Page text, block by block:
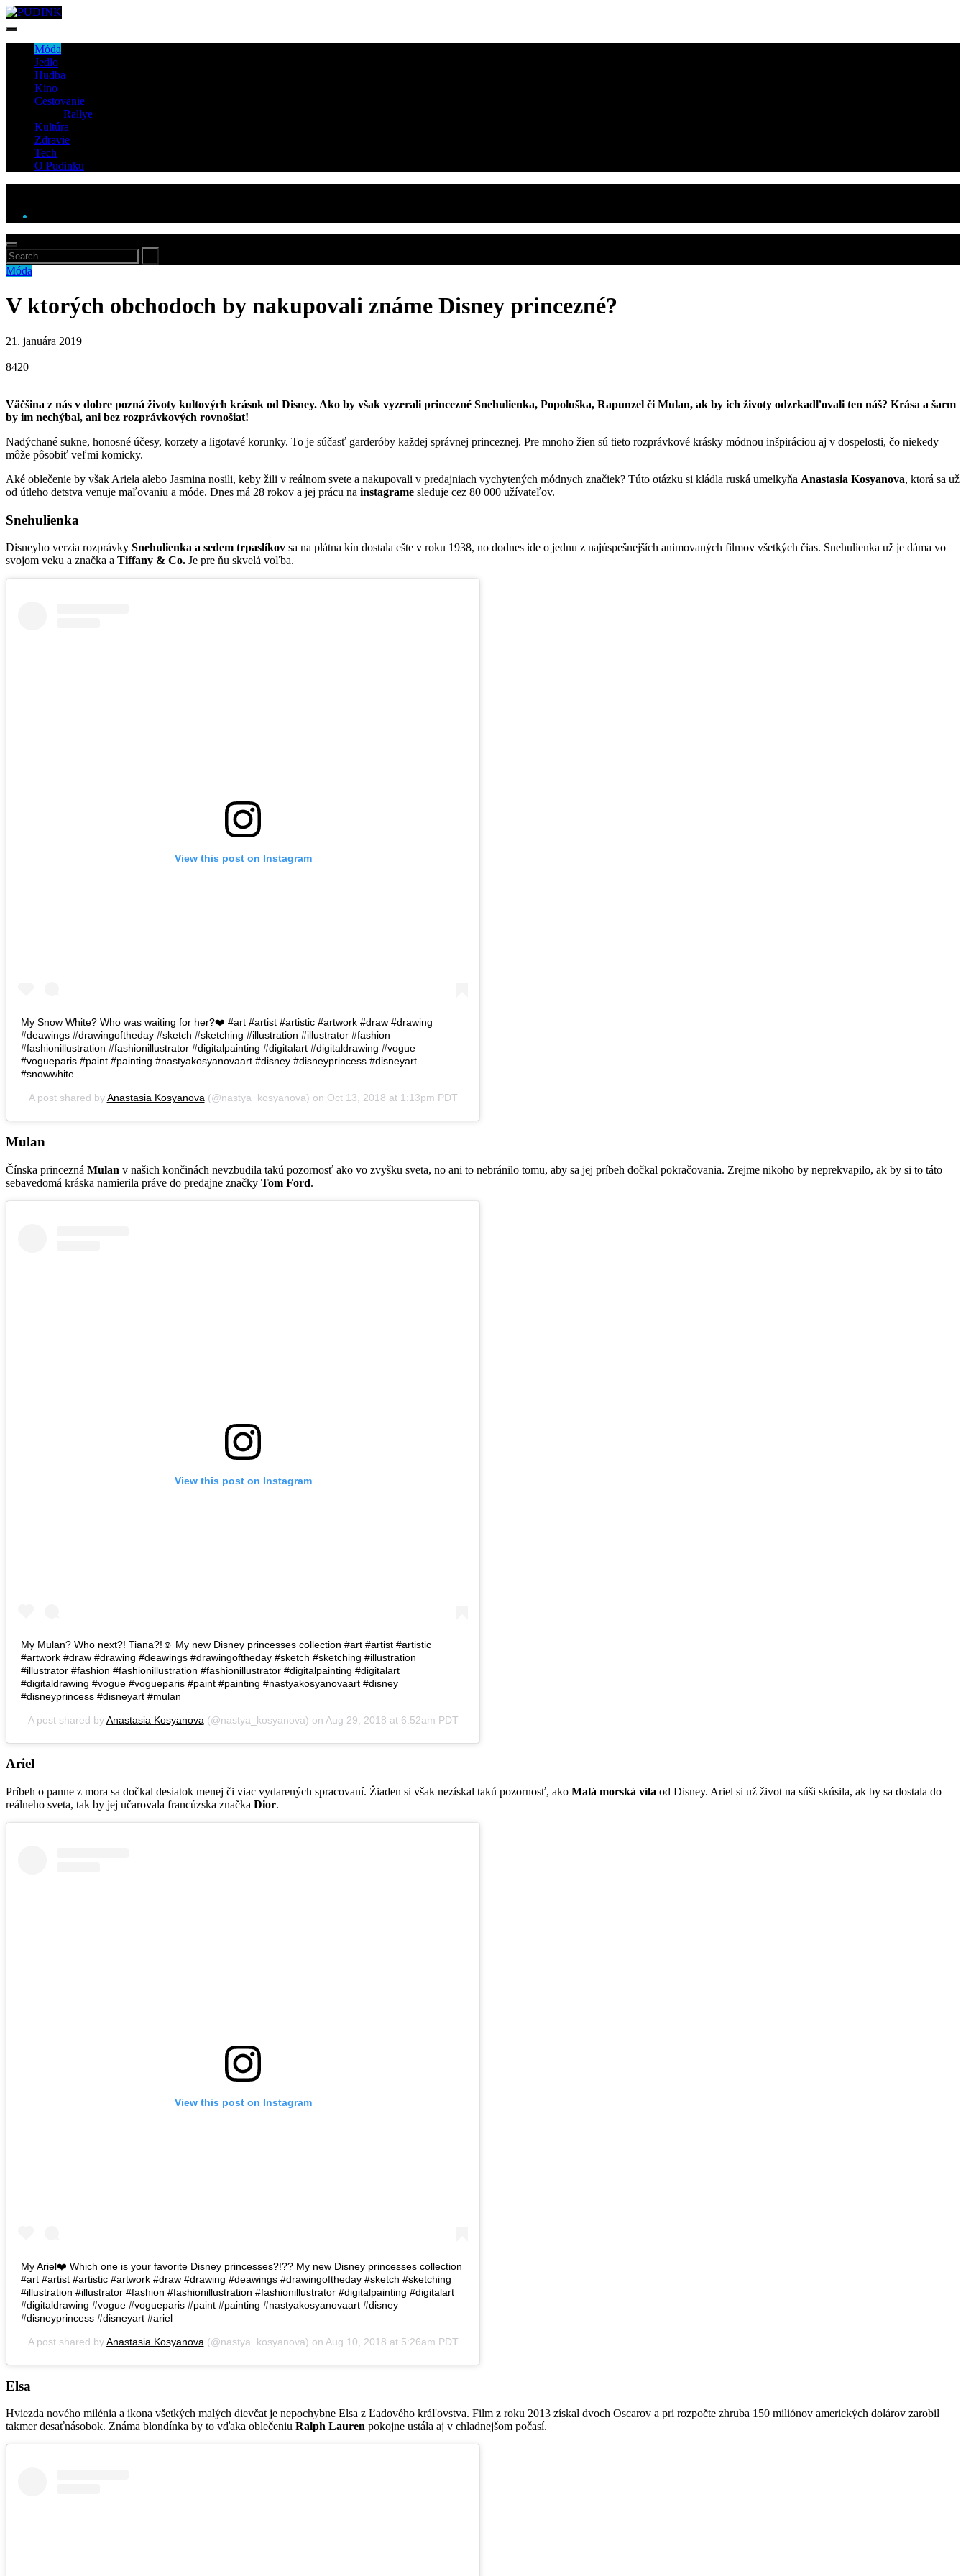
Móda
Jedlo
Hudba
Kino
Cestovanie
Rallye
Kultúra
Zdravie
Tech
O Pudinku
Móda
V ktorých obchodoch by nakupovali známe Disney princezné?
21. januára 2019
8420
Väčšina z nás v dobre pozná životy kultových krások od Disney. Ako by však vyzerali princezné Snehulienka, Popoluška, Rapunzel či Mulan, ak by ich životy odzrkadľovali ten náš? Krása a šarm
by im nechýbal, ani bez rozprávkových rovnošiat!
Nadýchané sukne, honosné účesy, korzety a ligotavé korunky. To je súčasť garderóby každej správnej princeznej. Pre mnoho žien sú tieto rozprávkové krásky módnou inšpiráciou aj v dospelosti, čo niekedy
môže pôsobiť veľmi komicky.
Aké oblečenie by však Ariela alebo Jasmina nosili, keby žili v reálnom svete a nakupovali v predajniach vychytených módnych značiek? Túto otázku si kládla ruská umelkyňa Anastasia Kosyanova, ktorá sa už
od útleho detstva venuje maľovaniu a móde. Dnes má 28 rokov a jej prácu na instagrame sleduje cez 80 000 užívateľov.
Snehulienka
Disneyho verzia rozprávky Snehulienka a sedem trpaslíkov sa na plátna kín dostala ešte v roku 1938, no dodnes ide o jednu z najúspešnejších animovaných filmov všetkých čias. Snehulienka už je dáma vo
svojom veku a značka a Tiffany & Co. Je pre ňu skvelá voľba.
View this post on Instagram
My Snow White? Who was waiting for her?❤️ #art #artist #artistic #artwork #draw #drawing
#deawings #drawingoftheday #sketch #sketching #illustration #illustrator #fashion
#fashionillustration #fashionillustrator #digitalpainting #digitalart #digitaldrawing #vogue
#vogueparis #paint #painting #nastyakosyanovaart #disney #disneyprincess #disneyart
#snowwhite
A post shared byAnastasia Kosyanova (@nastya_kosyanova) on Oct 13, 2018 at 1:13pm PDT
Mulan
Čínska princezná Mulan v našich končinách nevzbudila takú pozornosť ako vo zvyšku sveta, no ani to nebránilo tomu, aby sa jej príbeh dočkal pokračovania. Zrejme nikoho by neprekvapilo, ak by si to táto
sebavedomá kráska namierila práve do predajne značky Tom Ford.
View this post on Instagram
My Mulan? Who next?! Tiana?!☺️ My new Disney princesses collection #art #artist #artistic
#artwork #draw #drawing #deawings #drawingoftheday #sketch #sketching #illustration
#illustrator #fashion #fashionillustration #fashionillustrator #digitalpainting #digitalart
#digitaldrawing #vogue #vogueparis #paint #painting #nastyakosyanovaart #disney
#disneyprincess #disneyart #mulan
A post shared byAnastasia Kosyanova (@nastya_kosyanova) on Aug 29, 2018 at 6:52am PDT
Ariel
Príbeh o panne z mora sa dočkal desiatok menej či viac vydarených spracovaní. Žiaden si však nezískal takú pozornosť, ako Malá morská víla od Disney. Ariel si už život na súši skúsila, ak by sa dostala do
reálneho sveta, tak by jej učarovala francúzska značka Dior.
View this post on Instagram
My Ariel❤️ Which one is your favorite Disney princesses?!?? My new Disney princesses collection
#art #artist #artistic #artwork #draw #drawing #deawings #drawingoftheday #sketch #sketching
#illustration #illustrator #fashion #fashionillustration #fashionillustrator #digitalpainting #digitalart
#digitaldrawing #vogue #vogueparis #paint #painting #nastyakosyanovaart #disney
#disneyprincess #disneyart #ariel
A post shared byAnastasia Kosyanova (@nastya_kosyanova) on Aug 10, 2018 at 5:26am PDT
Elsa
Hviezda nového milénia a ikona všetkých malých dievčat je nepochybne Elsa z Ľadového kráľovstva. Film z roku 2013 získal dvoch Oscarov a pri rozpočte zhruba 150 miliónov amerických dolárov zarobil
takmer desaťnásobok. Známa blondínka by to vďaka oblečeniu Ralph Lauren pokojne ustála aj v chladnejšom počasí.